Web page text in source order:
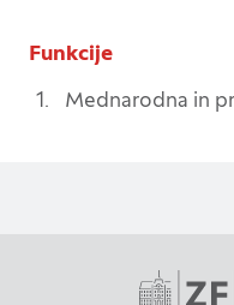
Funkcije
Mednarodna in
Več informacij
nastavitev